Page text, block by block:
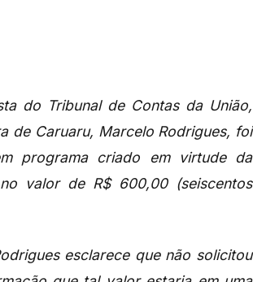
do Tribunal de Contas da União,
de Caruaru, Marcelo Rodrigues, foi
programa criado em virtude da
valor de R$ 600,00 (seiscentos
esclarece que ​não solicitou